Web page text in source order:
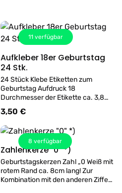
11 verfügbar
Details
Aufkleber 18er Geburtstag
24 Stk.
24 Stück Klebe Etiketten zum
Geburtstag Aufdruck 18
Durchmesser der Etikette ca. 3,8
cm
Regulärer Preis:
3,50 €
8 verfügbar
Details
Zahlenkerze "0" *)
Geburtstagskerzen Zahl „0 Weiß mit
rotem Rand ca. 8cm lang! Zur
Kombination mit den anderen Ziffern